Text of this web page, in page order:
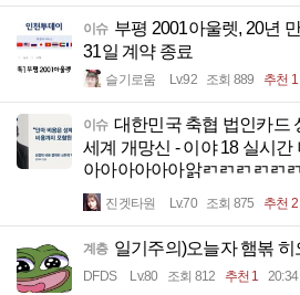
이슈 부평 2001아울렛, 20년 만
31일 계약 종료
슬기로움 Lv.92 조회 889 추천 1
이슈 대한민국 축협 법인카드
세계 개망신 - 이야 18 실시간
아아아아아아앍ㄺㄺㄺㄺㄺㄺ
진겟타원 Lv.70 조회 875 추천 2
계층 일기주의)오늘자 햄볶 히
DFDS Lv.80 조회 812 추천 1 20:34